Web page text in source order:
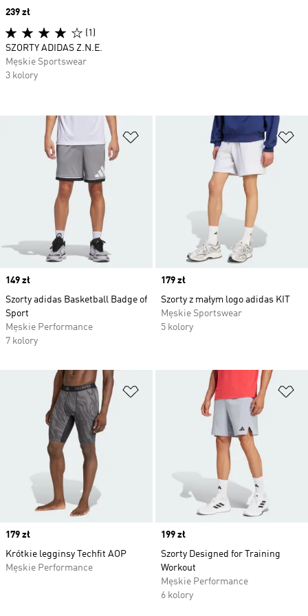
Dodaj do listy życzeń
Price
149 zł
Szorty adidas Basketball Badge of
Sport
Męskie Performance
7 kolory
Price
179 zł
Szorty z małym logo adidas KIT
Męskie Sportswear
5 kolory
Dodaj do listy życzeń
Price
179 zł
Krótkie legginsy Techfit AOP
Męskie Performance
Price
199 zł
Szorty Designed for Training
Workout
Męskie Performance
6 kolory
Price
239 zł
(1)
SZORTY ADIDAS Z.N.E.
Męskie Sportswear
3 kolory